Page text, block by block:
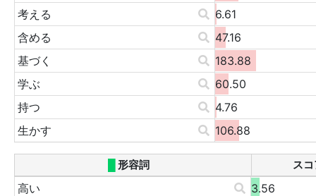
考える
6.61
含める
47.16
基づく
183.88
学ぶ
60.50
持つ
4.76
生かす
106.88
形容詞 ス
高い
3.56